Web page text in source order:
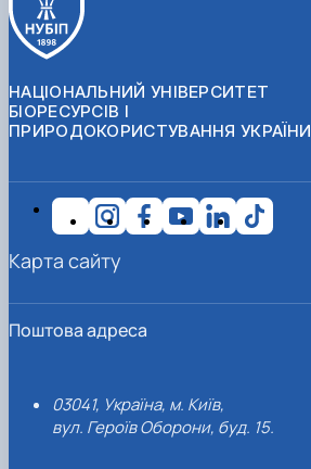
НАЦІОНАЛЬНИЙ УНІВЕРСИТЕТ
БІОРЕСУРСІВ І
ПРИРОДОКОРИСТУВАННЯ УКРАЇНИ
Поштова адреса
03041, Україна, м. Київ,
вул. Героїв Оборони, буд. 15.
Карта сайту